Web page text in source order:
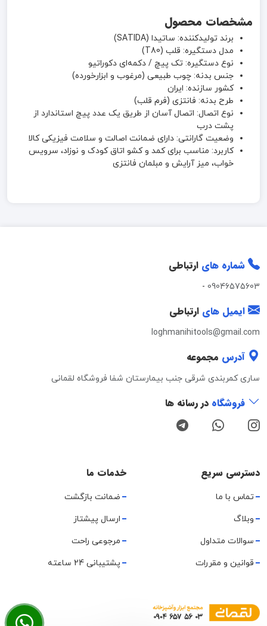
مشخصات محصول
برند تولیدکننده: ساتیدا (SATIDA)
مدل دستگیره: قلب (T80)
نوع دستگیره: تک پیچ / دکمه‌ای دکوراتیو
جنس بدنه: چوب طبیعی (مرغوب و ابزارخورده)
کشور سازنده: ایران
طرح بدنه: فانتزی (فرم قلب)
نوع اتصال: اتصال آسان از طریق یک عدد پیچ استاندارد از
پشت درب
وضعیت گارانتی: دارای ضمانت اصالت و سلامت فیزیکی کالا
کاربرد: مناسب برای کمد و کشو اتاق کودک و نوزاد، سرویس
خواب، میز آرایش و مبلمان فانتزی
شماره های ارتباطی
09046575603
-
ایمیل های ارتباطی
loghmanihitools@gmail.com
آدرس مجموعه
ساری کمربندی شرقی جنب بیمارستان شفا فروشگاه لقمانی
فروشگاه در رسانه ها
دسترسی سریع
تماس با ما
وبلاگ
سوالات متداول
قوانین و مقررات
خدمات ما
ضمانت بازگشت
ارسال پیشتاز
مرجوعی راحت
پشتیبانی 24 ساعته